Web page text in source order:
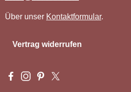
Über unser Kontaktformular.
Vertrag widerrufen
Besuche uns auf Facebook –
Schau auf Instagram vorbei –
Lass dich auf Pinterest
Folge uns auf X –